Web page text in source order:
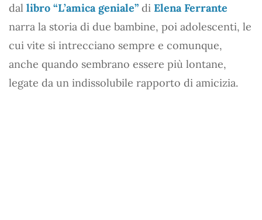
dal libro “L’amica geniale” di Elena Ferrante
narra la storia di due bambine, poi adolescenti, le
cui vite si intrecciano sempre e comunque,
anche quando sembrano essere più lontane,
legate da un indissolubile rapporto di amicizia.